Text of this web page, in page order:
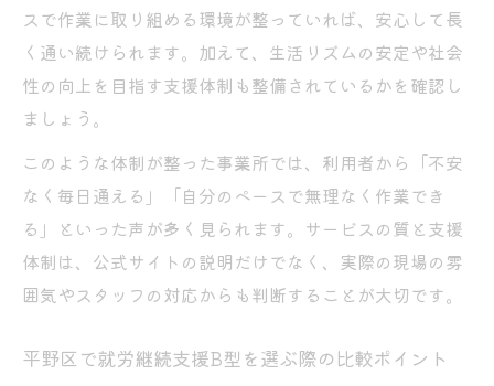
感
就労継続支援B型で体験できる多彩なプログ
ラム
型の魅力
就労継続支援B型 パソコン作業の取り組み
例
音楽活動が充実した就労継続支援B型の選び
方
特徴
スで作業に取り組める環境が整っていれば、安心して長
く通い続けられます。加えて、生活リズムの安定や社会
性の向上を目指す支援体制も整備されているかを確認し
ましょう。
このような体制が整った事業所では、利用者から「不安
なく毎日通える」「自分のペースで無理なく作業でき
る」といった声が多く見られます。サービスの質と支援
体制は、公式サイトの説明だけでなく、実際の現場の雰
囲気やスタッフの対応からも判断することが大切です。
平野区で就労継続支援B型を選ぶ際の比較ポイント